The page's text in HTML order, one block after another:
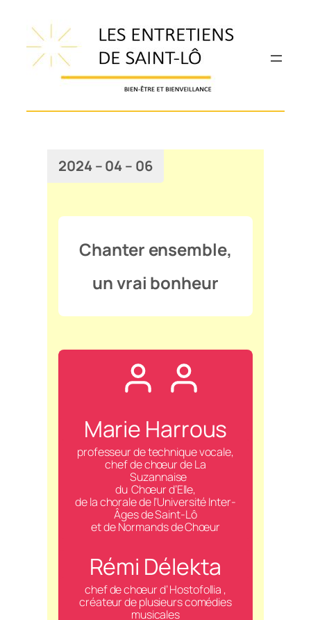
contenu
2024 – 04 – 06
Chanter ensemble,
un vrai bonheur
Marie Harrous
professeur de technique vocale,
chef de chœur de La
Suzannaise
du Chœur d’Elle,
de la chorale de l’Université Inter-
Âges de Saint-Lô
et de Normands de Chœur
Rémi Délekta
chef de chœur d’ Hostofollia ,
créateur de plusieurs comédies
musicales